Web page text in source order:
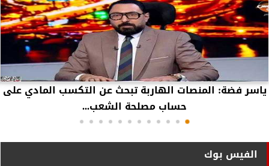
ياسر فضة: المنصات الهاربة تبحث عن التكسب المادي على
حساب مصلحة الشعب...
الفيس بوك